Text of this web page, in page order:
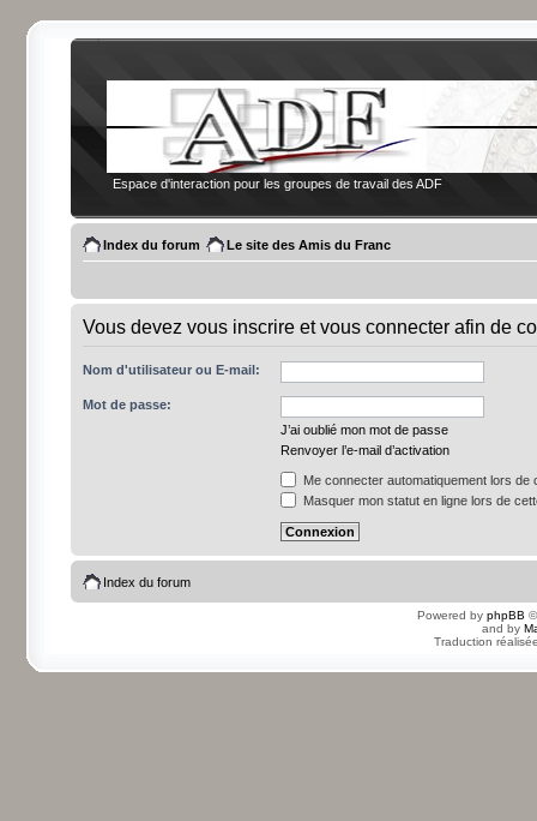
Espace d'interaction pour les groupes de travail des ADF
Index du forum Le site des Amis du Franc
Vous devez vous inscrire et vous connecter afin de
Nom d'utilisateur ou E-mail:
Mot de passe:
J’ai oublié mon mot de passe
Renvoyer l’e-mail d’activation
Me connecter automatiquement lors de
Masquer mon statut en ligne lors de
Index du forum
Powered by phpBB
and by
Traduction